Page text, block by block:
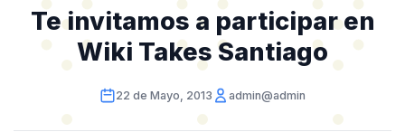
Te invitamos a participar en
Wiki Takes Santiago
22 de Mayo, 2013 admin@admin